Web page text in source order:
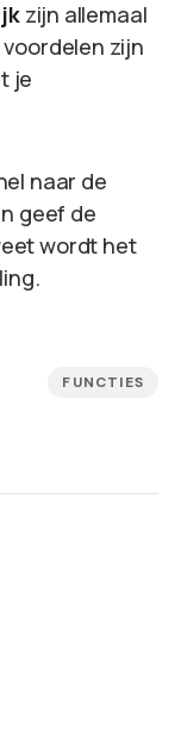
zijn allemaal
zijn
je
naar de
geef de
wordt het
FUNCTIES